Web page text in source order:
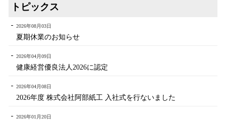
トピックス
2026年08月03日
夏期休業のお知らせ
2026年04月09日
健康経営優良法人2026に認定
2026年04月08日
2026年度 株式会社阿部紙工 入社式を行ないました
2026年01月20日